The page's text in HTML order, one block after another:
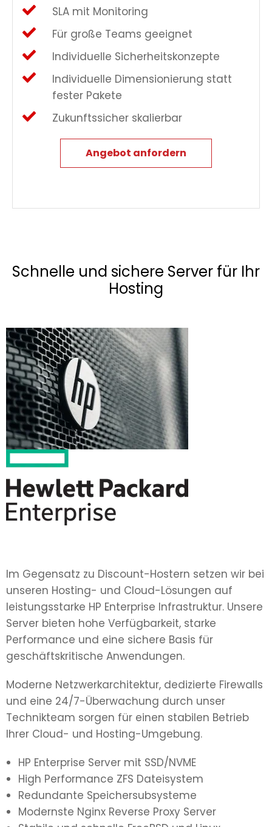
SLA mit Monitoring
Für große Teams geeignet
Individuelle Sicherheitskonzepte
Individuelle Dimensionierung statt
fester Pakete
Zukunftssicher skalierbar
Angebot anfordern
Schnelle und sichere Server für Ihr
Hosting
Im Gegensatz zu Discount-Hostern setzen wir bei
unseren Hosting- und Cloud-Lösungen auf
leistungsstarke HP Enterprise Infrastruktur. Unsere
Server bieten hohe Verfügbarkeit, starke
Performance und eine sichere Basis für
geschäftskritische Anwendungen.
Moderne Netzwerkarchitektur, dedizierte Firewalls
und eine 24/7-Überwachung durch unser
Technikteam sorgen für einen stabilen Betrieb
Ihrer Cloud- und Hosting-Umgebung.
HP Enterprise Server mit SSD/NVME
High Performance ZFS Dateisystem
Redundante Speichersubsysteme
Modernste Nginx Reverse Proxy Server